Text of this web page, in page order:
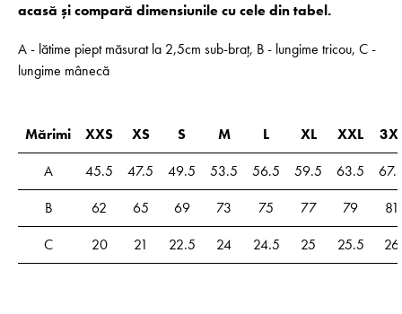
acasă și compară dimensiunile cu cele din tabel.
A - lătime piept măsurat la 2,5cm sub-braț, B - lungime tricou, C -
lungime mânecă
Mărimi XXS XS S M L XL XXL
A
45.5 47.5 49.5 53.5 56.5 59.5 63.5
B
62 65 69 73 75 77 79
81
C
20 21 22.5 24 24.5 25 25.5 26